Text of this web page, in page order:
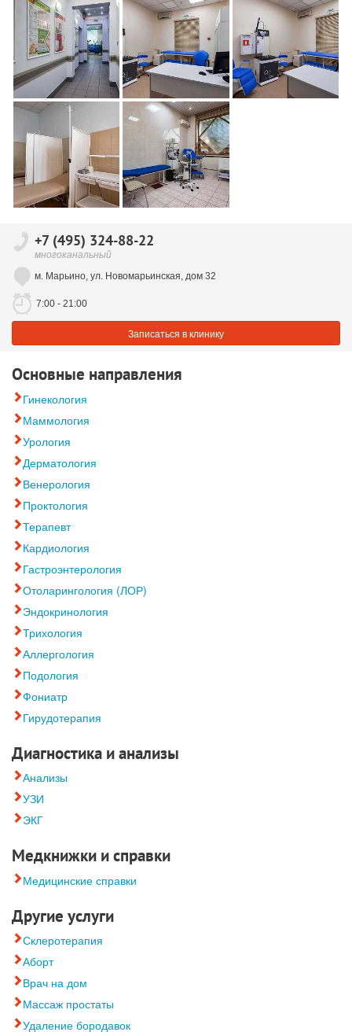
+7 (495) 324-88-22
многоканальный
м. Марьино, ул. Новомарьинская, дом 32
7:00 - 21:00
Записаться в клинику
Основные направления
Гинекология
Маммология
Урология
Дерматология
Венерология
Проктология
Терапевт
Кардиология
Гастроэнтерология
Отоларингология (ЛОР)
Эндокринология
Трихология
Аллергология
Подология
Фониатр
Гирудотерапия
Диагностика и анализы
Анализы
УЗИ
ЭКГ
Медкнижки и справки
Медицинские справки
Другие услуги
Склеротерапия
Аборт
Врач на дом
Массаж простаты
Удаление бородавок